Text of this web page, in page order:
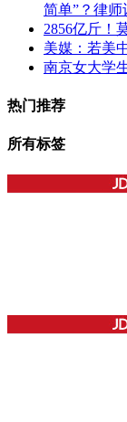
简单”？律
2856亿斤！
美媒：若美
南京女大学
热门推荐
所有标签